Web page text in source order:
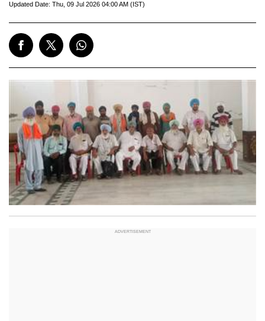
Updated Date: Thu, 09 Jul 2026 04:00 AM (IST)